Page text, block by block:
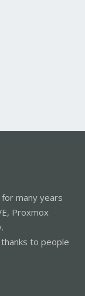
many years
Proxmox
to people